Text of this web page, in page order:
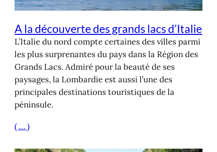
A la découverte des grands lacs d’Italie
L’Italie du nord compte certaines des villes parmi
les plus surprenantes du pays dans la Région des
Grands Lacs. Admiré pour la beauté de ses
paysages, la Lombardie est aussi l’une des
principales destinations touristiques de la
péninsule.
( … )